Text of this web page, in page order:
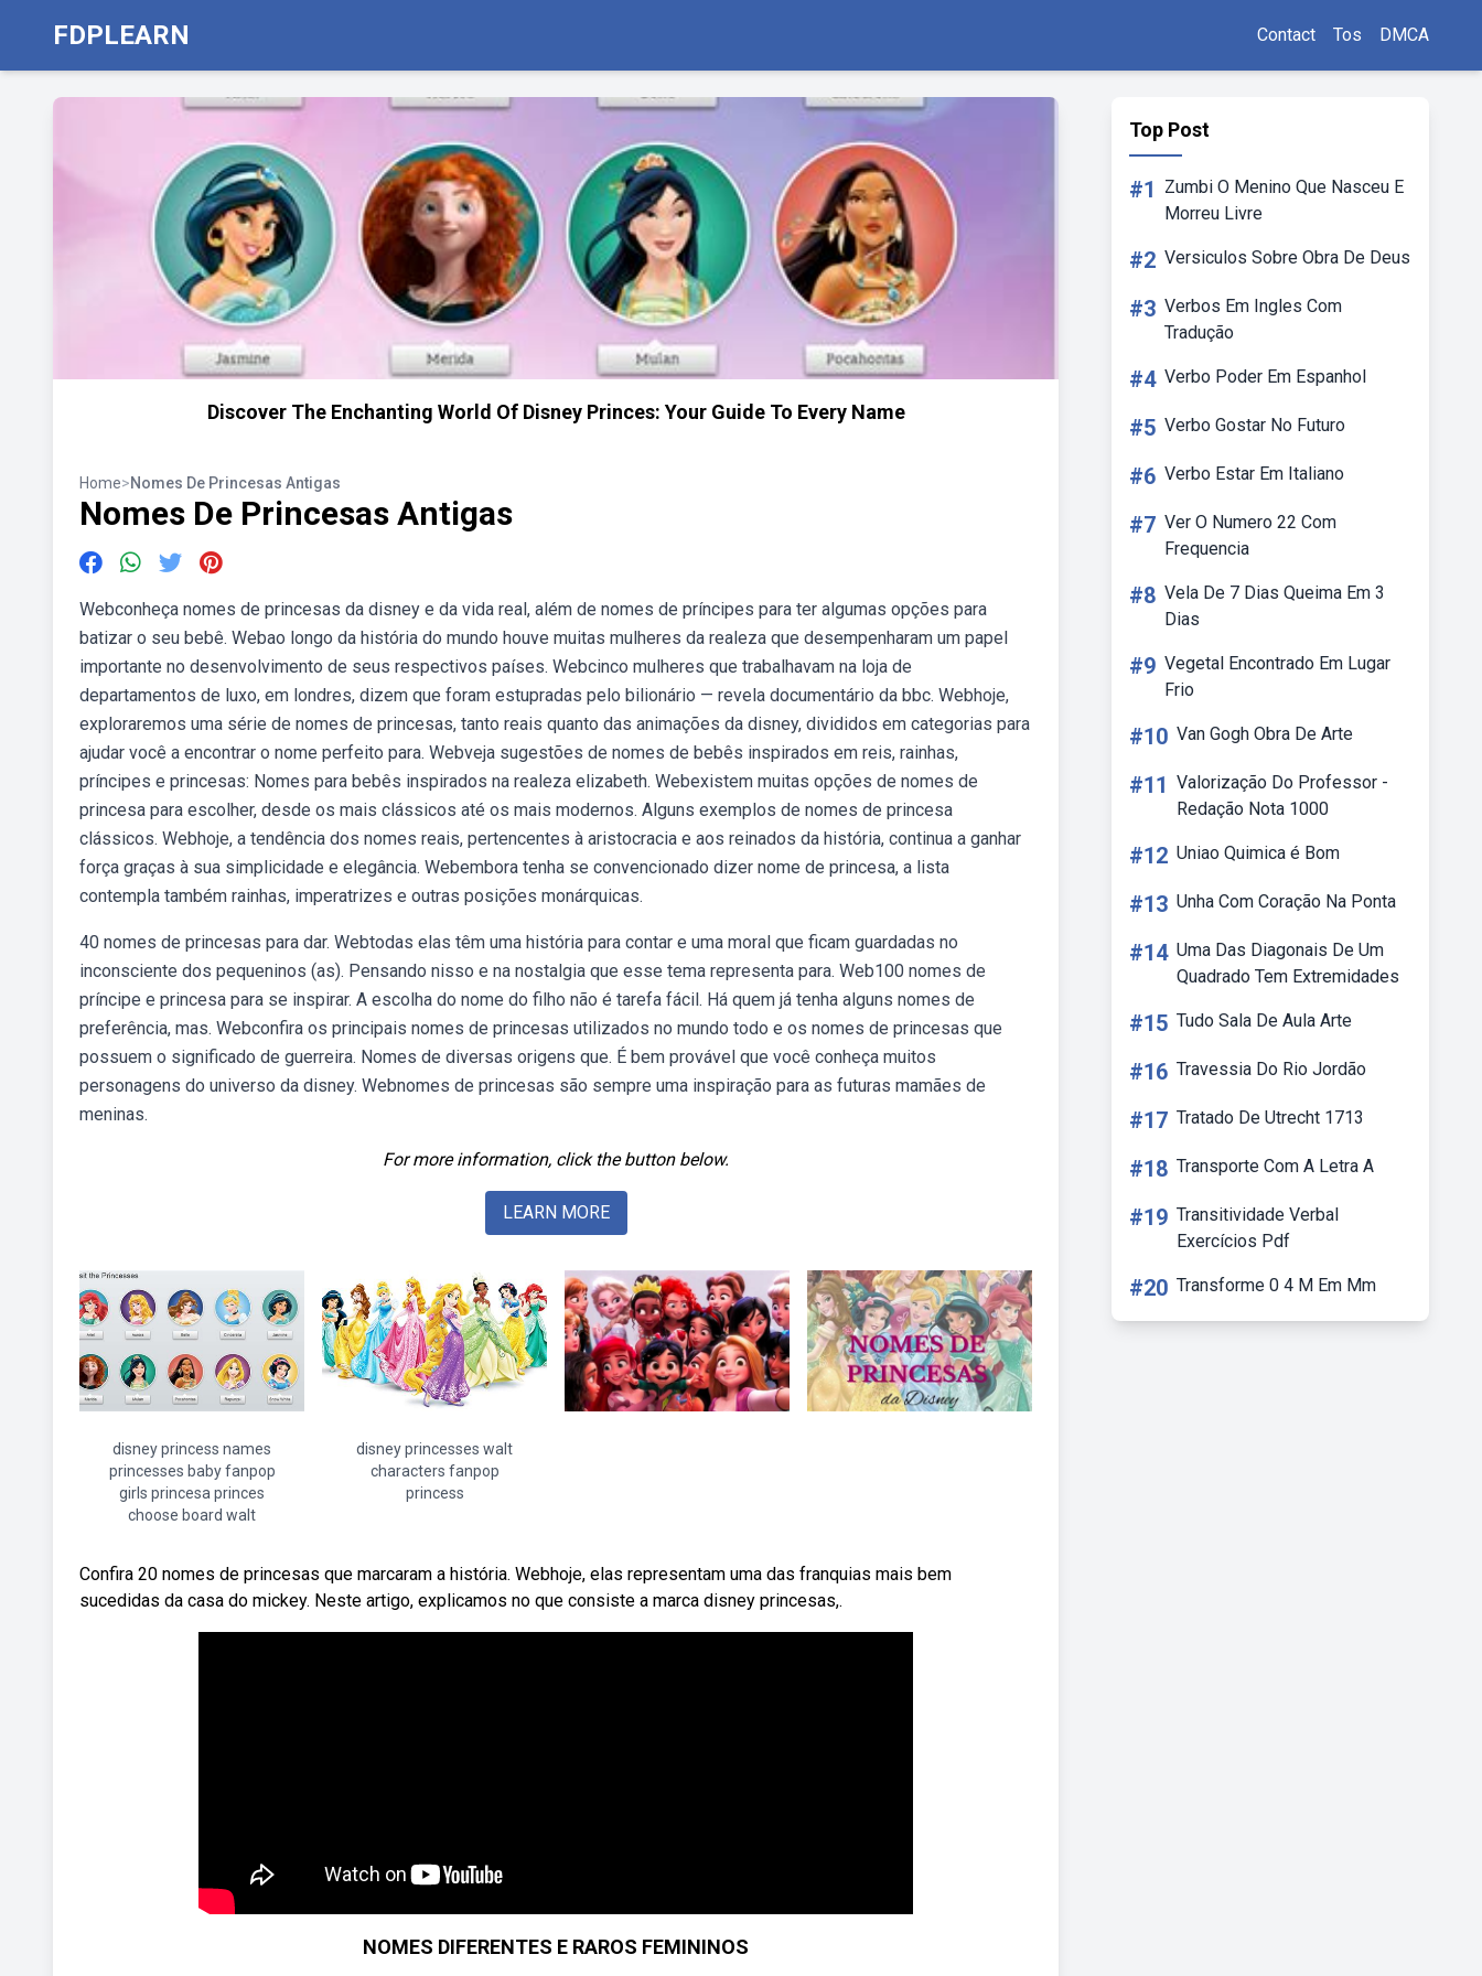
FDPLEARN Contact Tos DMCA
Discover The Enchanting World Of Disney Princes: Your Guide To Every Name
Home>Nomes De Princesas Antigas
Nomes De Princesas Antigas
Webconheça nomes de princesas da disney e da vida real, além de nomes de príncipes para ter algumas opções para
batizar o seu bebê. Webao longo da história do mundo houve muitas mulheres da realeza que desempenharam um papel
importante no desenvolvimento de seus respectivos países. Webcinco mulheres que trabalhavam na loja de
departamentos de luxo, em londres, dizem que foram estupradas pelo bilionário — revela documentário da bbc. Webhoje,
exploraremos uma série de nomes de princesas, tanto reais quanto das animações da disney, divididos em categorias para
ajudar você a encontrar o nome perfeito para. Webveja sugestões de nomes de bebês inspirados em reis, rainhas,
príncipes e princesas: Nomes para bebês inspirados na realeza elizabeth. Webexistem muitas opções de nomes de
princesa para escolher, desde os mais clássicos até os mais modernos. Alguns exemplos de nomes de princesa
clássicos. Webhoje, a tendência dos nomes reais, pertencentes à aristocracia e aos reinados da história, continua a ganhar
força graças à sua simplicidade e elegância. Webembora tenha se convencionado dizer nome de princesa, a lista
contempla também rainhas, imperatrizes e outras posições monárquicas.
40 nomes de princesas para dar. Webtodas elas têm uma história para contar e uma moral que ficam guardadas no
inconsciente dos pequeninos (as). Pensando nisso e na nostalgia que esse tema representa para. Web100 nomes de
príncipe e princesa para se inspirar. A escolha do nome do filho não é tarefa fácil. Há quem já tenha alguns nomes de
preferência, mas. Webconfira os principais nomes de princesas utilizados no mundo todo e os nomes de princesas que
possuem o significado de guerreira. Nomes de diversas origens que. É bem provável que você conheça muitos
personagens do universo da disney. Webnomes de princesas são sempre uma inspiração para as futuras mamães de
meninas.
For more information, click the button below.
LEARN MORE
disney princess names
princesses baby fanpop
girls princesa princes
choose board walt
disney princesses walt
characters fanpop
princess
Confira 20 nomes de princesas que marcaram a história. Webhoje, elas representam uma das franquias mais bem
sucedidas da casa do mickey. Neste artigo, explicamos no que consiste a marca disney princesas,.
NOMES DIFERENTES E RAROS FEMININOS
Top Post
#1
Zumbi O Menino Que Nasceu E
Morreu Livre
#2 Versiculos Sobre Obra De Deus
#3 Verbos Em Ingles Com
Tradução
#4 Verbo Poder Em Espanhol
#5 Verbo Gostar No Futuro
#6 Verbo Estar Em Italiano
#7 Ver O Numero 22 Com
Frequencia
#8 Vela De 7 Dias Queima Em 3
Dias
#9 Vegetal Encontrado Em Lugar
Frio
#10 Van Gogh Obra De Arte
#11 Valorização Do Professor -
Redação Nota 1000
#12 Uniao Quimica é Bom
#13 Unha Com Coração Na Ponta
#14 Uma Das Diagonais De Um
Quadrado Tem Extremidades
#15 Tudo Sala De Aula Arte
#16 Travessia Do Rio Jordão
#17 Tratado De Utrecht 1713
#18 Transporte Com A Letra A
#19 Transitividade Verbal
Exercícios Pdf
#20 Transforme 0 4 M Em Mm